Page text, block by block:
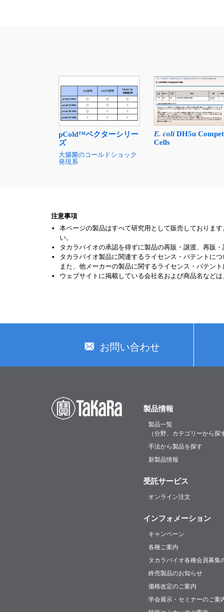
pCold™ベクターシリー
ズ
大腸菌のコールドショック
発現系
E. coli DH5α
Cells
注意事項
本ページの製品はすべて研究用として販売しておりま
い。
タカラバイオの承認を得ずに製品の再販・譲渡、再販
タカラバイオ製品に関連するライセンス・パテントに
また、他メーカーの製品に関するライセンス・パテン
ウェブサイトに掲載している会社名および商品名など
お問い合わせ
製品情報
製品一覧
（分野、カテゴリーから探
手法から製品を探す
新製品情報
受託サービス
オンライン注文
インフォメーション
キャンペーン
各種ご案内
タカラバイオ各種会員募集
終売製品のお知らせ
価格改定のご案内
学会展示・セミナーのご案